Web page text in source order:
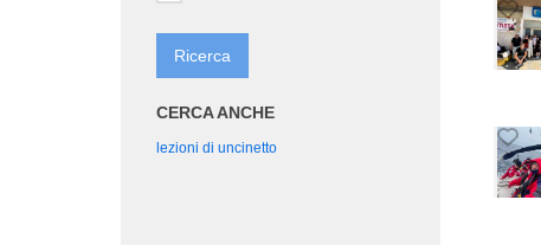
CERCA ANCHE
lezioni di uncinetto